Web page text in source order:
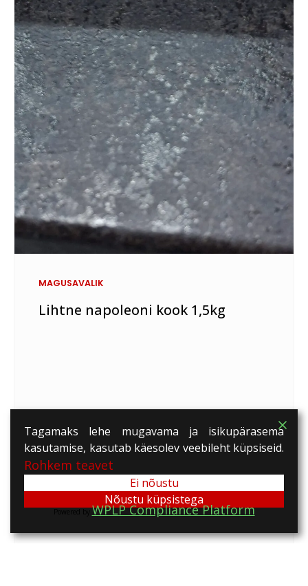
MAGUSAVALIK
Lihtne napoleoni kook 1,5kg
Tagamaks lehe mugavama ja isikupärasema
kasutamise, kasutab käesolev veebileht küpsiseid.
Rohkem teavet
Ei nõustu
Nõustu küpsistega
WPLP Compliance Platform